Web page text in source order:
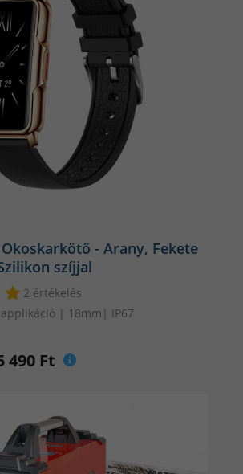
- Arany, Fekete
szíjjal
2 értékelés
| 18mm| IP67
490 Ft